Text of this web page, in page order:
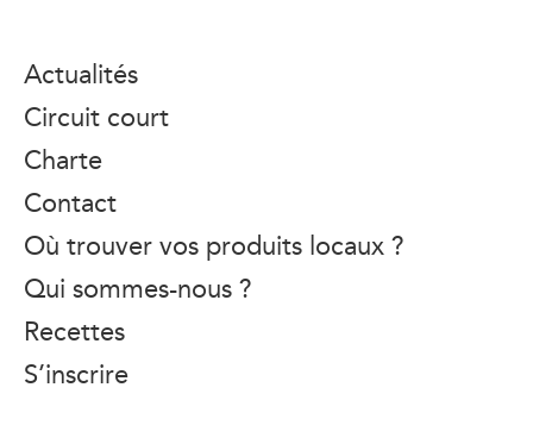
Actualités
Circuit court
Charte
Contact
Où trouver vos produits locaux ?
Qui sommes-nous ?
Recettes
S’inscrire